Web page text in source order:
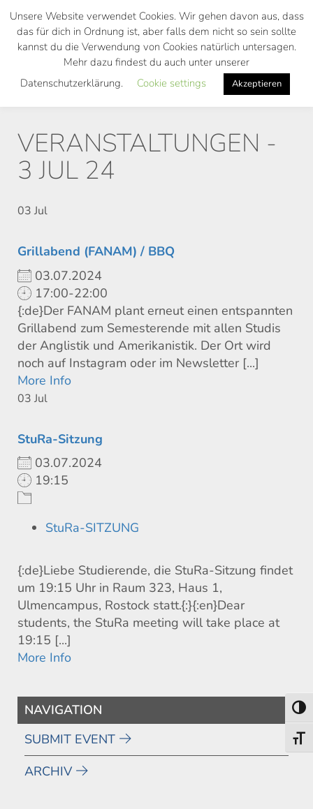
Skip
main
VERANSTALTUNGEN -
3 JUL 24
03 Jul
Grillabend (FANAM) / BBQ
03.07.2024
17:00-22:00
{:de}Der FANAM plant erneut einen entspannten
Grillabend zum Semesterende mit allen Studis
der Anglistik und Amerikanistik. Der Ort wird
noch auf Instagram oder im Newsletter [...]
More Info
03 Jul
StuRa-Sitzung
03.07.2024
19:15
StuRa-SITZUNG
{:de}Liebe Studierende, die StuRa-Sitzung findet
um 19:15 Uhr in Raum 323, Haus 1,
Ulmencampus, Rostock statt.{:}{:en}Dear
students, the StuRa meeting will take place at
19:15 [...]
More Info
NAVIGATION
SUBMIT EVENT
ARCHIV
Unsere Website verwendet Cookies. Wir gehen davon aus, dass
das für dich in Ordnung ist, aber falls dem nicht so sein sollte
kannst du die Verwendung von Cookies natürlich untersagen.
Mehr dazu findest du auch unter unserer
Datenschutzerklärung.
Cookie settings Akzeptieren